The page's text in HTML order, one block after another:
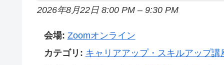
2026年8月22日 8:00 PM – 9:30 PM
会場: Zoomオンライン
カテゴリ: キャリアアップ・スキルアップ講